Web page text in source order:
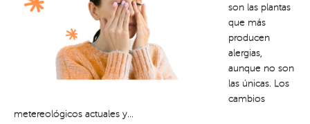
son las plantas
que más
producen
alergias,
aunque no son
las únicas. Los
cambios
metereológicos actuales y...